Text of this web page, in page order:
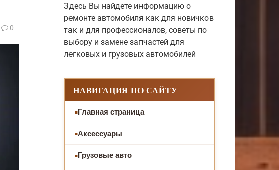
0
Здесь Вы найдете информацию о
ремонте автомобиля как для новичков
так и для профессионалов, советы по
выбору и замене запчастей для
легковых и грузовых автомобилей
НАВИГАЦИЯ ПО САЙТУ
Главная страница
Аксессуары
Грузовые авто